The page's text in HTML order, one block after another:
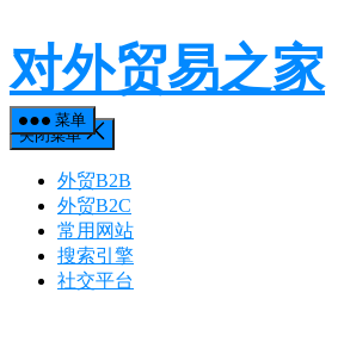
对外贸易之家
菜单
关闭菜单
外贸B2B
外贸B2C
常用网站
搜索引擎
社交平台